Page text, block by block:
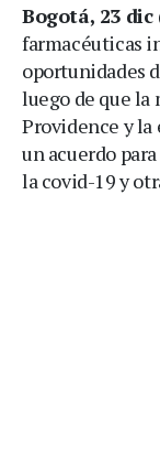
Bogotá, 23 dic
farmacéuticas
oportunidades
luego de que
Providence y la
un acuerdo
la covid-19 y